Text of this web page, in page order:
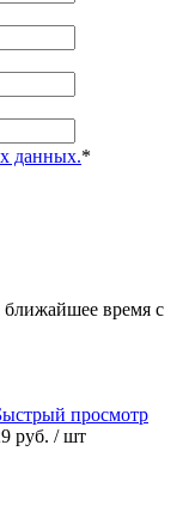
данных.*
время с
просмотр
руб. / шт